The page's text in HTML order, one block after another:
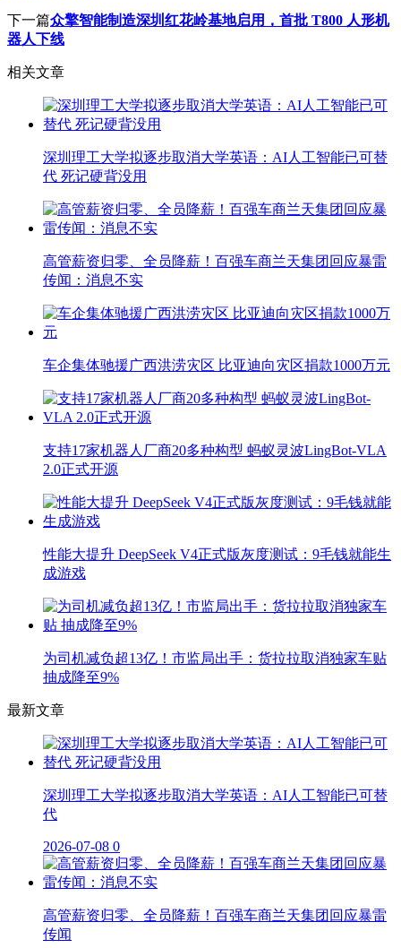
下一篇众擎智能制造深圳红花岭基地启用，首批 T800 人形机
器人下线
相关文章
深圳理工大学拟逐步取消大学英语：AI人工智能已可替
代 死记硬背没用
高管薪资归零、全员降薪！百强车商兰天集团回应暴雷
传闻：消息不实
车企集体驰援广西洪涝灾区 比亚迪向灾区捐款1000万元
支持17家机器人厂商20多种构型 蚂蚁灵波LingBot-VLA
2.0正式开源
性能大提升 DeepSeek V4正式版灰度测试：9毛钱就能生
成游戏
为司机减负超13亿！市监局出手：货拉拉取消独家车贴
抽成降至9%
最新文章
深圳理工大学拟逐步取消大学英语：AI人工智能已可替
代
2026-07-08 0
高管薪资归零、全员降薪！百强车商兰天集团回应暴雷
传闻